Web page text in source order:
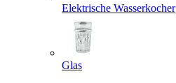
Elektrische Wasserkocher
Glas